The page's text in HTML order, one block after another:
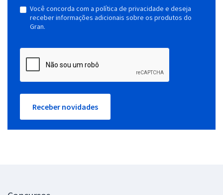
Você concorda com a política de privacidade e deseja
receber informações adicionais sobre os produtos do
Gran.
Receber novidades